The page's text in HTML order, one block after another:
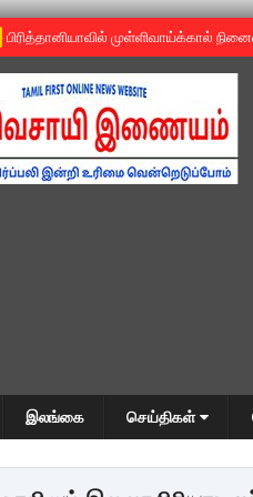
»பிரித்தானியாவில் முள்ளிவாய்க்கால்
இலங்கை செய்திகள்